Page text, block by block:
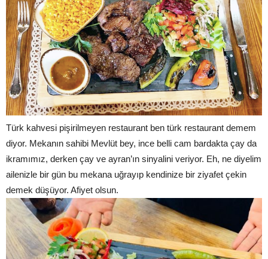
Türk kahvesi pişirilmeyen restaurant ben türk restaurant demem
diyor. Mekanın sahibi Mevlüt bey, ince belli cam bardakta çay da
ikramımız, derken çay ve ayran’ın sinyalini veriyor. Eh, ne diyelim
ailenizle bir gün bu mekana uğrayıp kendinize bir ziyafet çekin
demek düşüyor. Afiyet olsun.